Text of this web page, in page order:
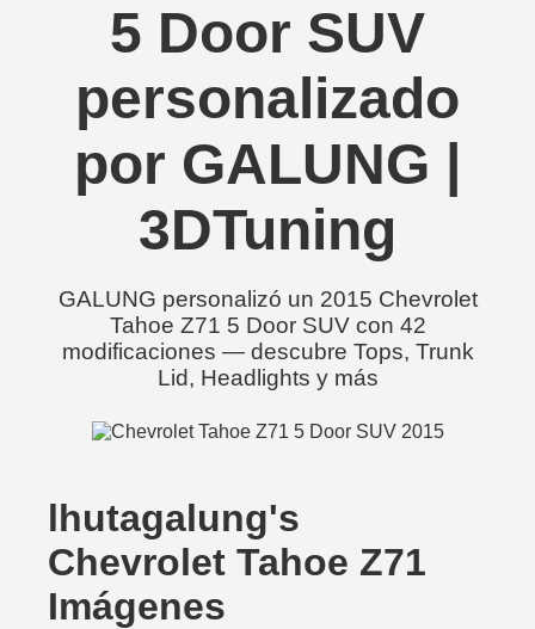
5 Door SUV
personalizado
por GALUNG |
3DTuning
GALUNG personalizó un 2015 Chevrolet
Tahoe Z71 5 Door SUV con 42
modificaciones — descubre Tops, Trunk
Lid, Headlights y más
lhutagalung's
Chevrolet Tahoe Z71
Imágenes